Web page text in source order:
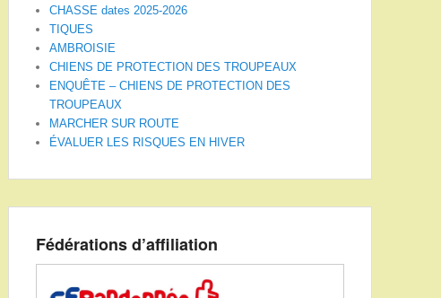
CHASSE dates 2025-2026
TIQUES
AMBROISIE
CHIENS DE PROTECTION DES TROUPEAUX
ENQUÊTE – CHIENS DE PROTECTION DES
TROUPEAUX
MARCHER SUR ROUTE
ÉVALUER LES RISQUES EN HIVER
Fédérations d’affiliation